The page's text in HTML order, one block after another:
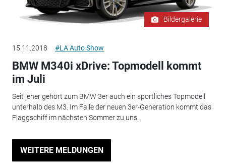
Bildergalerie
15.11.2018 #LA Auto Show
BMW M340i xDrive: Topmodell kommt
im Juli
Seit jeher gehört zum BMW 3er auch ein sportliches Topmodell
unterhalb des M3. Im Falle der neuen 3er-Generation kommt das
Flaggschiff im nächsten Sommer zu uns.
WEITERE MELDUNGEN